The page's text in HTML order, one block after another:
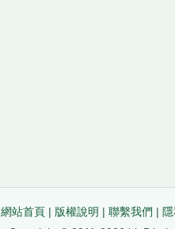
網站首頁 | 版權說明 | 聯繫我們 |